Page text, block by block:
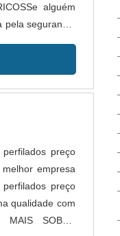
alguém
segurança,
preço
empresa
preço
qualidade com
SOBRE